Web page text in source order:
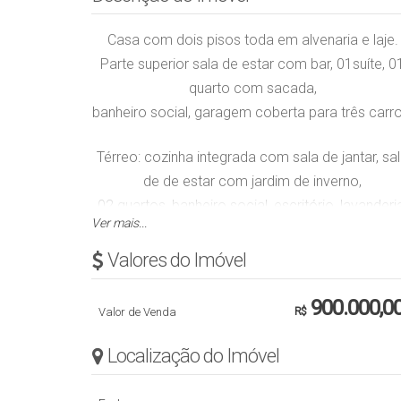
Casa com dois pisos toda em alvenaria e laje.
Parte superior sala de estar com bar, 01suíte, 01
quarto com sacada,
banheiro social, garagem coberta para três
Térreo: cozinha integrada com sala de jantar,
de de estar com jardim de inverno,
02 quartos, banheiro social, escritório, lavanderia.
Área de festa equipada com churrasqueira, fogão
a lenha e cozinha, mesa de sinuca,
mesa air game, banheiro, deposito, piscina
Ficam os móveis sob medida.
Ver mais...
Valores do Imóvel
R$
Valor de Venda
Localização do Imóvel